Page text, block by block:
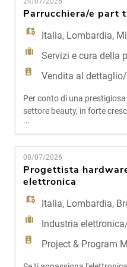
FR
IT
ES
PT
potenziamento dell'area
Lombardia, ricerchiamo una
rapporto con un importante
Parrucchiera/e part
Italia, Lombardia,
Servizi e cura della
Vendita al
Per conto di una
settore beauty, in forte
italiano, ricerchiamo un/
time da inserire
vendita esclusivo a Milano
cerchiamo Una persona con
professionale, appassionata
hairstyling e
...
08/07/2026
Progettista
elettronica
Italia, Lombardia,
Industria
Project & Program